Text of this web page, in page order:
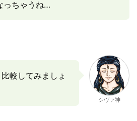
っちゃうね…
較してみましょ
シヴァ神